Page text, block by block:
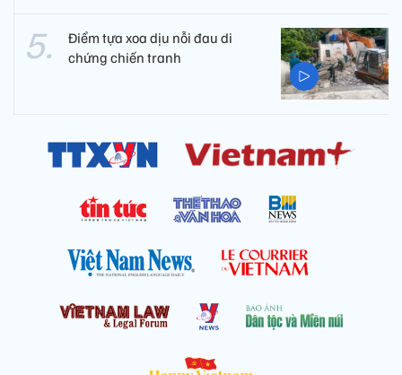
Điểm tựa xoa dịu nỗi đau di
chứng chiến tranh